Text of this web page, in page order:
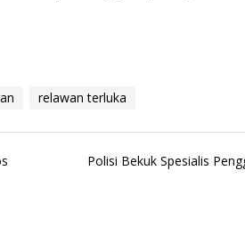
relawan terluka
Polisi Bekuk Spesialis